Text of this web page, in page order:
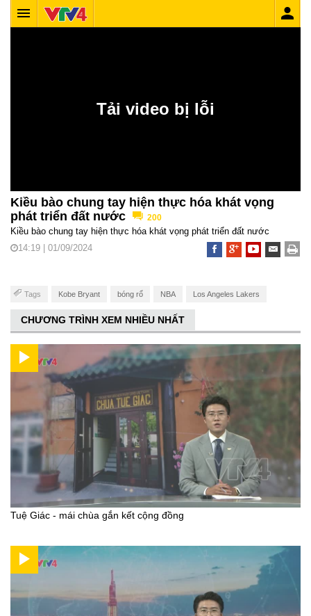
Kiều bào chung tay hiện thực hóa khát vọng
phát triển đất nước
200
Kiều bào chung tay hiện thực hóa khát vọng phát triển đất nước
14:19 | 01/09/2024
Tags Kobe Bryant bóng rổ NBA Los Angeles Lakers
CHƯƠNG TRÌNH XEM NHIỀU NHẤT
Tuệ Giác - mái chùa gắn kết cộng đồng